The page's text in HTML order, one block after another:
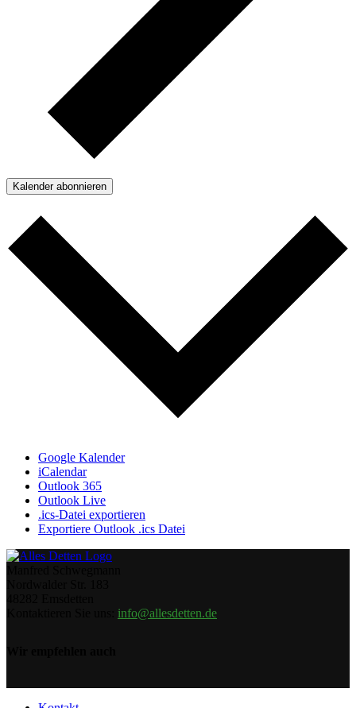
Kalender abonnieren
Google Kalender
iCalendar
Outlook 365
Outlook Live
.ics-Datei exportieren
Exportiere Outlook .ics Datei
info@allesdetten.de